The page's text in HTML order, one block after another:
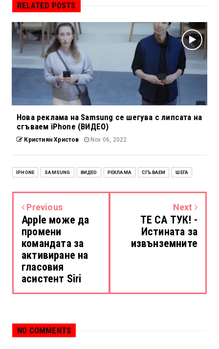
RELATED POSTS
Нова реклама на Samsung се шегува с липсата на
сгъваем iPhone (ВИДЕО)
Кристиян Христов Nov 06, 2022
IPHONE SAMSUNG ВИДЕО РЕКЛАМА СГЪВАЕМ ШЕГА
Previous
Apple може да
промени
командата за
активиране на
гласовия
асистент Siri
Next
ТЕ СА ТУК! -
Истината за
извънземните
NO COMMENTS